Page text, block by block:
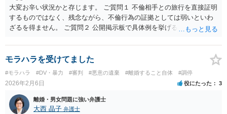
なご事情を踏まえて考える必要がありますので、一度、弁護士に個別
相談をすることをお勧めいたします。
大変お辛い状況かと存じます。 ご質問１ 不倫相手との旅行を直接証明
するものではなく、残念ながら、不倫行為の証拠としては弱いといわ
ざるを得ません。 ご質問２ 公開掲示板で具体例を挙げるのは中々困難
渉をした」といえる内容の証拠が必要になろうかと存じます。 ご質問
３ ご質問１と重複する部分もございますが、不倫行為の証拠として
な結婚生活が破綻させられたか」と評価できるか否か、という話にな
ります。 ご記載の内容だけ考慮すると、不倫の慰謝料請求は、かなり
ハードルが高いといわざるを得ません。 ただ、離婚調停において、離
婚を拒否したり、離婚条件の交渉をしたりするうえで、夫の女性関係
モラハラを受けてました
#モラハラ #DV・暴力 #審判 #悪意の遺棄 #離婚すること自体 #調停
2026年2月6日 役にたった 3
離婚・男女問題に強い弁護士
大西 晶子 弁護士